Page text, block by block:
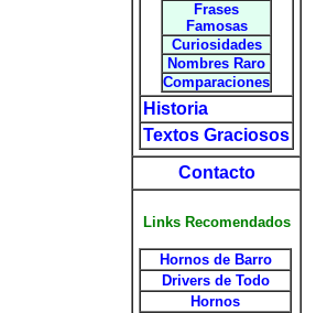
Frases
Famosas
Curiosidades
Nombres Raro
Comparaciones
Historia
Textos Graciosos
Contacto
Links Recomendados
Hornos de Barro
Drivers de Todo
Hornos